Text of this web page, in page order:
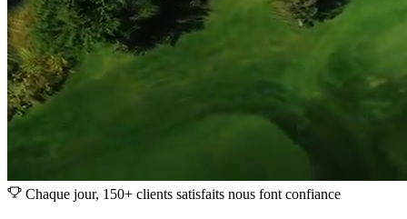
Chaque jour, 150+ clients satisfaits nous font confiance